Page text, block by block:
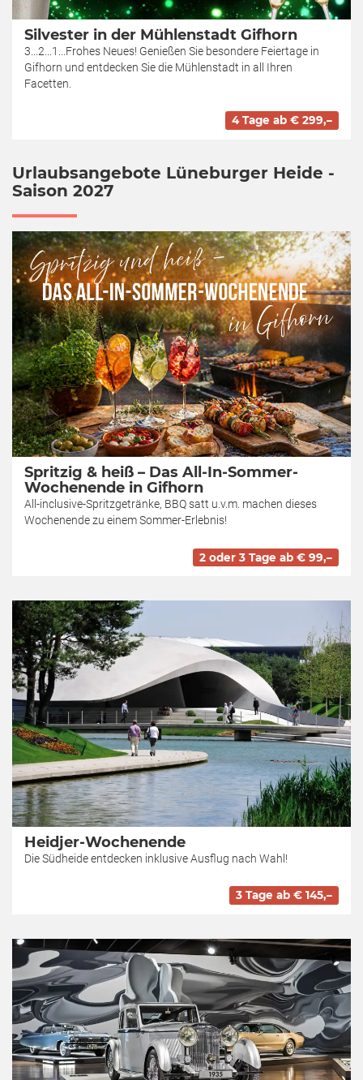
Silvester in der Mühlenstadt Gifhorn
3...2...1...Frohes Neues! Genießen Sie besondere Feiertage in
Gifhorn und entdecken Sie die Mühlenstadt in all Ihren
Facetten.
4 Tage ab € 299,–
Urlaubsangebote Lüneburger Heide -
Saison 2027
Spritzig & heiß – Das All-In-Sommer-
Wochenende in Gifhorn
All-inclusive-Spritzgetränke, BBQ satt u.v.m. machen dieses
Wochenende zu einem Sommer-Erlebnis!
2 oder 3 Tage ab € 99,–
Heidjer-Wochenende
Die Südheide entdecken inklusive Ausflug nach Wahl!
3 Tage ab € 145,–